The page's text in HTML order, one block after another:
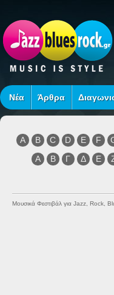
Νέα Άρθρα
A B C D E F
Α
Β Γ Δ Ε
Μουσικά Φεστιβάλ για Jazz, Rock,